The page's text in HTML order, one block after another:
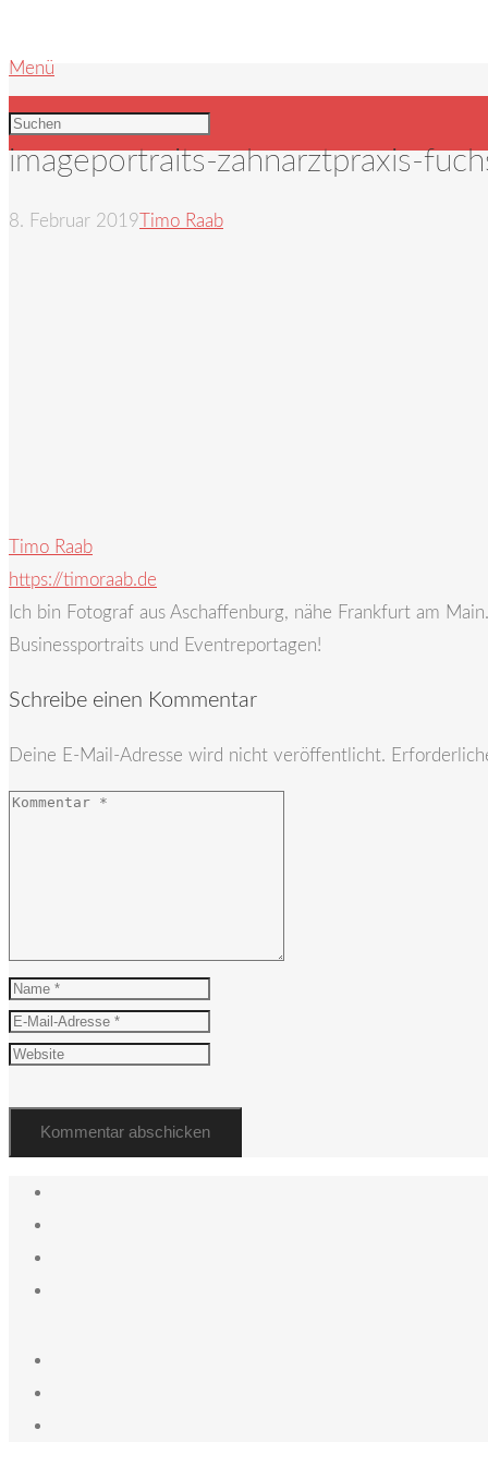
Menü
imageportraits-zahnarztpraxis-
8. Februar 2019 Timo Raab
Timo Raab
https://timoraab.de
Ich bin Fotograf aus Aschaffenburg, nähe Frankfurt am
Businessportraits und Eventreportagen!
Schreibe einen Kommentar
Deine E-Mail-Adresse wird nicht veröffentlicht.